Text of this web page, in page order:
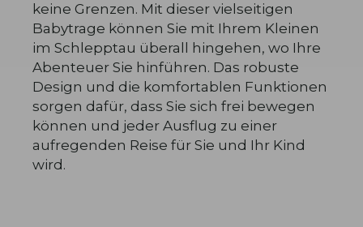
keine Grenzen. Mit dieser vielseitigen
Babytrage können Sie mit Ihrem Kleinen
im Schlepptau überall hingehen, wo Ihre
Abenteuer Sie hinführen. Das robuste
Design und die komfortablen Funktionen
sorgen dafür, dass Sie sich frei bewegen
können und jeder Ausflug zu einer
aufregenden Reise für Sie und Ihr Kind
wird.